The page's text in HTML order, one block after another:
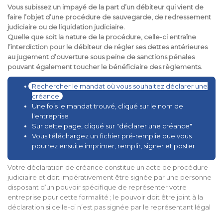
Vous subissez un impayé de la part d’un débiteur qui vient de
faire l’objet d’une procédure de sauvegarde, de redressement
judiciaire ou de liquidation judiciaire.
Quelle que soit la nature de la procédure, celle-ci entraîne
l’interdiction pour le débiteur de régler ses dettes antérieures
au jugement d’ouverture sous peine de sanctions pénales
pouvant également toucher le bénéficiaire des règlements.
Rechercher le mandat où vous souhaitez déclarer une
créance
Une fois le mandat trouvé, cliqué sur le nom de
l'entreprise
Sur cette page, cliqué sur "déclarer une créance"
Vous téléchargez un fichier pré-remplie que vous
pourrez ensuite imprimer, remplir, signer et poster
Votre déclaration de créance constitue un acte de procédure
judiciaire et doit impérativement être signée par une personne
disposant d’un pouvoir spécifique de représenter votre
entreprise pour cette formalité ; le pouvoir doit être joint à la
déclaration si celle-ci n’est pas signée par le représentant légal